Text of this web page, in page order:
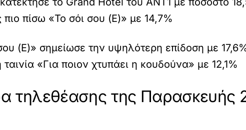
πίσω «Το σόι σου (Ε)» με 14,7%
(Ε)» σημείωσε την υψηλότερη επίδοση με
«Για ποιον χτυπάει η κουδούνα» με 12,1%
τηλεθέασης της Παρασκευής